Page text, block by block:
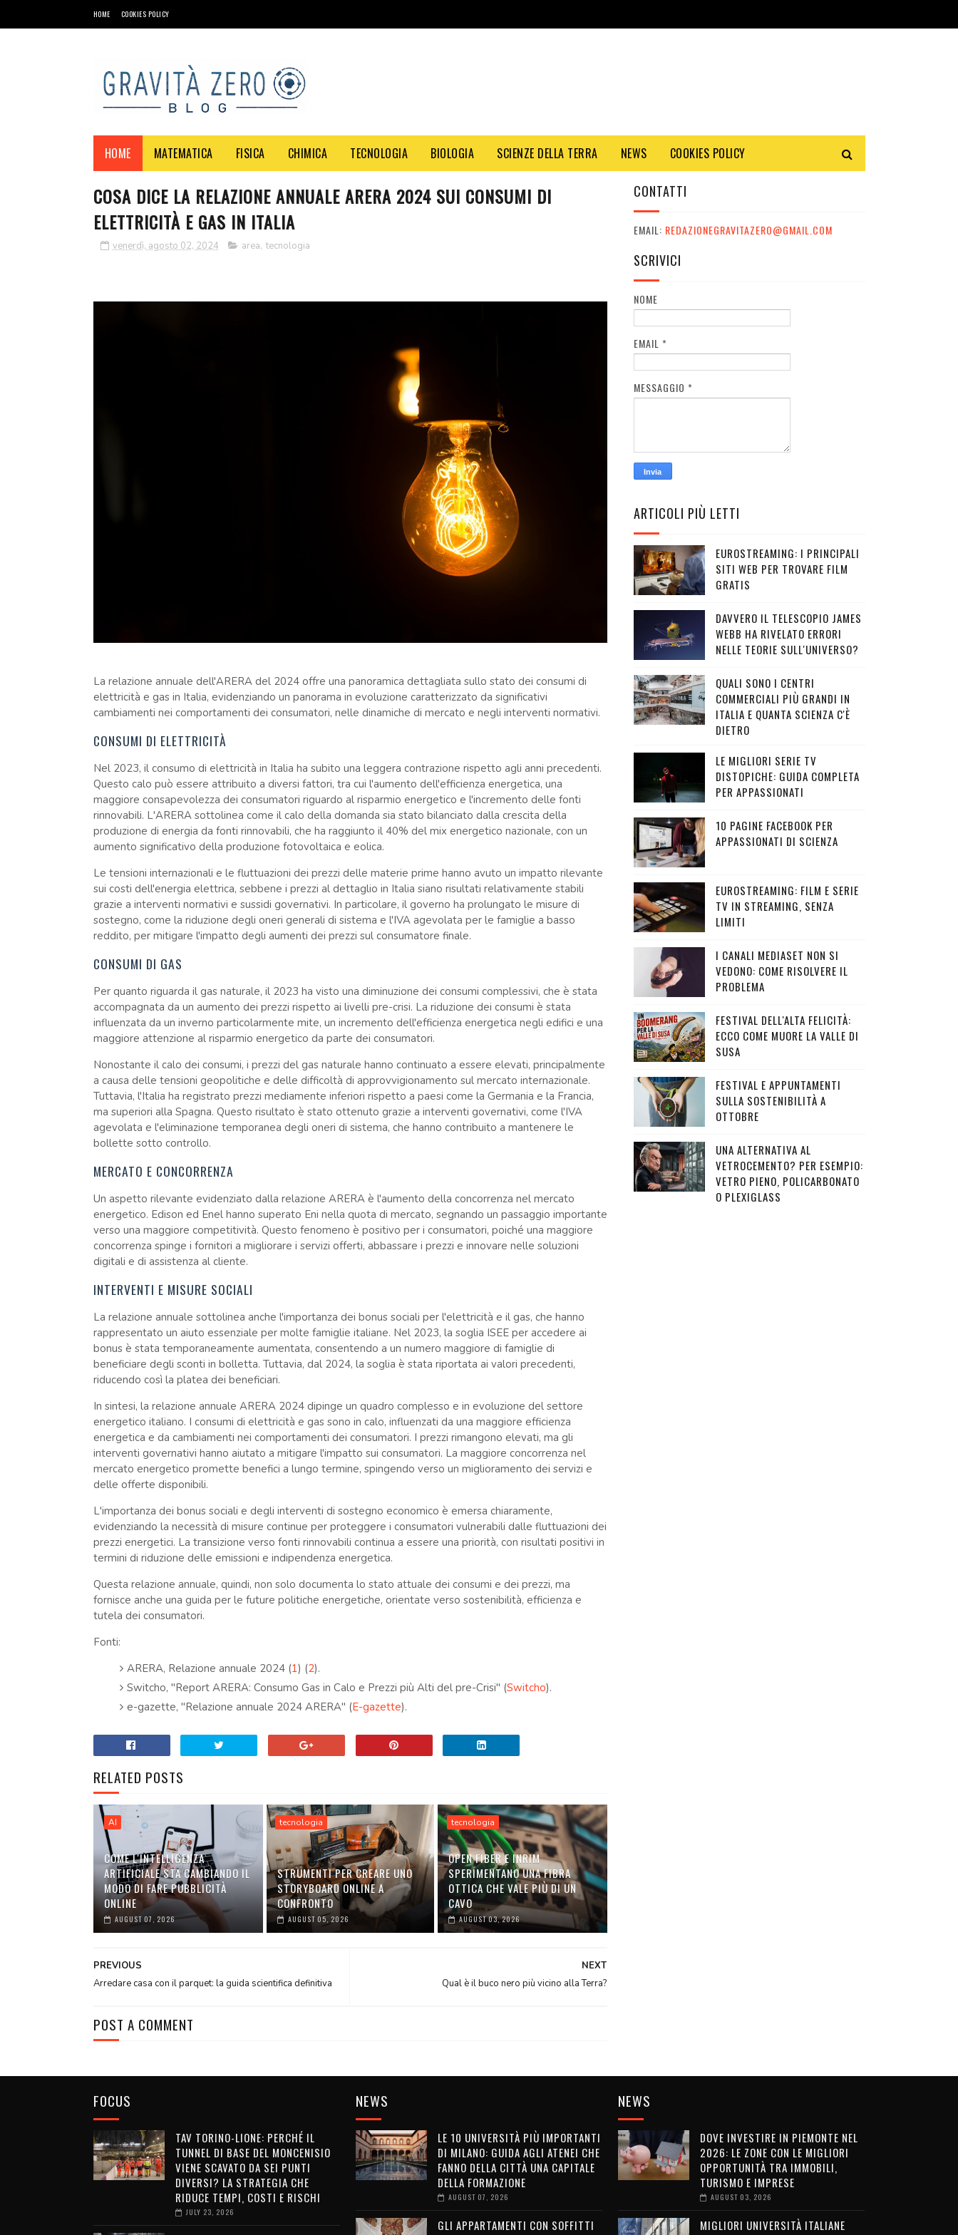
HOME COOKIES POLICY
HOME MATEMATICA FISICA CHIMICA TECNOLOGIA BIOLOGIA SCIENZE DELLA TERRA NEWS COOKIES POLICY
COSA DICE LA RELAZIONE ANNUALE ARERA 2024 SUI CONSUMI DI
ELETTRICITÀ E GAS IN ITALIA
venerdì, agosto 02, 2024 area, tecnologia
La relazione annuale dell'ARERA del 2024 offre una panoramica dettagliata sullo stato dei consumi di
elettricità e gas in Italia, evidenziando un panorama in evoluzione caratterizzato da significativi
cambiamenti nei comportamenti dei consumatori, nelle dinamiche di mercato e negli interventi normativi.
CONSUMI DI ELETTRICITÀ
Nel 2023, il consumo di elettricità in Italia ha subito una leggera contrazione rispetto agli anni precedenti.
Questo calo può essere attribuito a diversi fattori, tra cui l'aumento dell'efficienza energetica, una
maggiore consapevolezza dei consumatori riguardo al risparmio energetico e l'incremento delle fonti
rinnovabili. L'ARERA sottolinea come il calo della domanda sia stato bilanciato dalla crescita della
produzione di energia da fonti rinnovabili, che ha raggiunto il 40% del mix energetico nazionale, con un
aumento significativo della produzione fotovoltaica e eolica.
Le tensioni internazionali e le fluttuazioni dei prezzi delle materie prime hanno avuto un impatto rilevante
sui costi dell'energia elettrica, sebbene i prezzi al dettaglio in Italia siano risultati relativamente stabili
grazie a interventi normativi e sussidi governativi. In particolare, il governo ha prolungato le misure di
sostegno, come la riduzione degli oneri generali di sistema e l'IVA agevolata per le famiglie a basso
reddito, per mitigare l'impatto degli aumenti dei prezzi sul consumatore finale.
CONSUMI DI GAS
Per quanto riguarda il gas naturale, il 2023 ha visto una diminuzione dei consumi complessivi, che è stata
accompagnata da un aumento dei prezzi rispetto ai livelli pre-crisi. La riduzione dei consumi è stata
influenzata da un inverno particolarmente mite, un incremento dell'efficienza energetica negli edifici e una
maggiore attenzione al risparmio energetico da parte dei consumatori.
Nonostante il calo dei consumi, i prezzi del gas naturale hanno continuato a essere elevati, principalmente
a causa delle tensioni geopolitiche e delle difficoltà di approvvigionamento sul mercato internazionale.
Tuttavia, l'Italia ha registrato prezzi mediamente inferiori rispetto a paesi come la Germania e la Francia,
ma superiori alla Spagna. Questo risultato è stato ottenuto grazie a interventi governativi, come l'IVA
agevolata e l'eliminazione temporanea degli oneri di sistema, che hanno contribuito a mantenere le
bollette sotto controllo.
MERCATO E CONCORRENZA
Un aspetto rilevante evidenziato dalla relazione ARERA è l'aumento della concorrenza nel mercato
energetico. Edison ed Enel hanno superato Eni nella quota di mercato, segnando un passaggio importante
verso una maggiore competitività. Questo fenomeno è positivo per i consumatori, poiché una maggiore
concorrenza spinge i fornitori a migliorare i servizi offerti, abbassare i prezzi e innovare nelle soluzioni
digitali e di assistenza al cliente.
INTERVENTI E MISURE SOCIALI
La relazione annuale sottolinea anche l'importanza dei bonus sociali per l'elettricità e il gas, che hanno
rappresentato un aiuto essenziale per molte famiglie italiane. Nel 2023, la soglia ISEE per accedere ai
bonus è stata temporaneamente aumentata, consentendo a un numero maggiore di famiglie di
beneficiare degli sconti in bolletta. Tuttavia, dal 2024, la soglia è stata riportata ai valori precedenti,
riducendo così la platea dei beneficiari.
In sintesi, la relazione annuale ARERA 2024 dipinge un quadro complesso e in evoluzione del settore
energetico italiano. I consumi di elettricità e gas sono in calo, influenzati da una maggiore efficienza
energetica e da cambiamenti nei comportamenti dei consumatori. I prezzi rimangono elevati, ma gli
interventi governativi hanno aiutato a mitigare l'impatto sui consumatori. La maggiore concorrenza nel
mercato energetico promette benefici a lungo termine, spingendo verso un miglioramento dei servizi e
delle offerte disponibili.
L'importanza dei bonus sociali e degli interventi di sostegno economico è emersa chiaramente,
evidenziando la necessità di misure continue per proteggere i consumatori vulnerabili dalle fluttuazioni dei
prezzi energetici. La transizione verso fonti rinnovabili continua a essere una priorità, con risultati positivi in
termini di riduzione delle emissioni e indipendenza energetica.
Questa relazione annuale, quindi, non solo documenta lo stato attuale dei consumi e dei prezzi, ma
fornisce anche una guida per le future politiche energetiche, orientate verso sostenibilità, efficienza e
tutela dei consumatori.
Fonti:
ARERA, Relazione annuale 2024​ (1) (2)​.
Switcho, "Report ARERA: Consumo Gas in Calo e Prezzi più Alti del pre-Crisi"​ (Switcho)​.
e-gazette, "Relazione annuale 2024 ARERA"​ (E-gazette)​.
RELATED POSTS
AI
COME L'INTELLIGENZA
ARTIFICIALE STA CAMBIANDO IL
MODO DI FARE PUBBLICITÀ
ONLINE
AUGUST 07, 2026
tecnologia
STRUMENTI PER CREARE UNO
STORYBOARD ONLINE A
CONFRONTO
AUGUST 05, 2026
tecnologia
OPEN FIBER E INRIM
SPERIMENTANO UNA FIBRA
OTTICA CHE VALE PIÙ DI UN
CAVO
AUGUST 03, 2026
NEXT
Qual è il buco nero più vicino alla Terra?
PREVIOUS
Arredare casa con il parquet: la guida scientifica definitiva
POST A COMMENT
CONTATTI
EMAIL: REDAZIONEGRAVITAZERO@GMAIL.COM
SCRIVICI
NOME
EMAIL *
MESSAGGIO *
ARTICOLI PIÙ LETTI
EUROSTREAMING: I PRINCIPALI
SITI WEB PER TROVARE FILM
GRATIS
DAVVERO IL TELESCOPIO JAMES
WEBB HA RIVELATO ERRORI
NELLE TEORIE SULL'UNIVERSO?
QUALI SONO I CENTRI
COMMERCIALI PIÙ GRANDI IN
ITALIA E QUANTA SCIENZA C'È
DIETRO
LE MIGLIORI SERIE TV
DISTOPICHE: GUIDA COMPLETA
PER APPASSIONATI
10 PAGINE FACEBOOK PER
APPASSIONATI DI SCIENZA
EUROSTREAMING: FILM E SERIE
TV IN STREAMING, SENZA
LIMITI
I CANALI MEDIASET NON SI
VEDONO: COME RISOLVERE IL
PROBLEMA
FESTIVAL DELL'ALTA FELICITÀ:
ECCO COME MUORE LA VALLE DI
SUSA
FESTIVAL E APPUNTAMENTI
SULLA SOSTENIBILITÀ A
OTTOBRE
UNA ALTERNATIVA AL
VETROCEMENTO? PER ESEMPIO:
VETRO PIENO, POLICARBONATO
O PLEXIGLASS
FOCUS
TAV TORINO-LIONE: PERCHÉ IL
TUNNEL DI BASE DEL MONCENISIO
VIENE SCAVATO DA SEI PUNTI
DIVERSI? LA STRATEGIA CHE
RIDUCE TEMPI, COSTI E RISCHI
JULY 23, 2026
NEWS
LE 10 UNIVERSITÀ PIÙ IMPORTANTI
DI MILANO: GUIDA AGLI ATENEI CHE
FANNO DELLA CITTÀ UNA CAPITALE
DELLA FORMAZIONE
AUGUST 07, 2026
GLI APPARTAMENTI CON SOFFITTI
NEWS
DOVE INVESTIRE IN PIEMONTE NEL
2026: LE ZONE CON LE MIGLIORI
OPPORTUNITÀ TRA IMMOBILI,
TURISMO E IMPRESE
AUGUST 03, 2026
MIGLIORI UNIVERSITÀ ITALIANE